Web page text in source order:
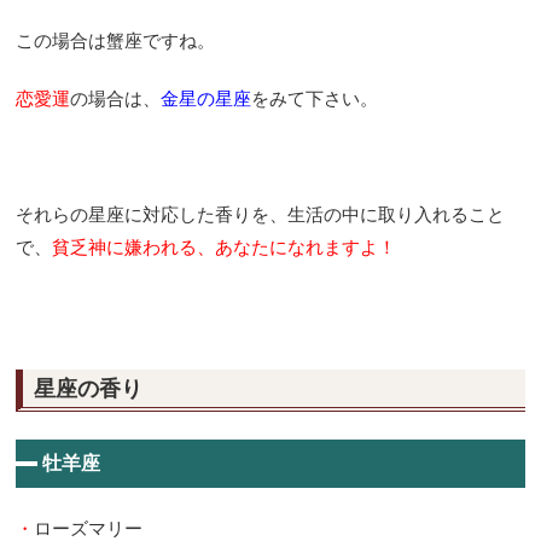
この場合は蟹座ですね。
恋愛運の場合は、 金星の星座をみて下さい。
それらの星座に対応した香りを、生活の中に取り入れること
で、 貧乏神に嫌われる、 あなたになれますよ！
星座の香り
牡羊座
・ ローズマリー